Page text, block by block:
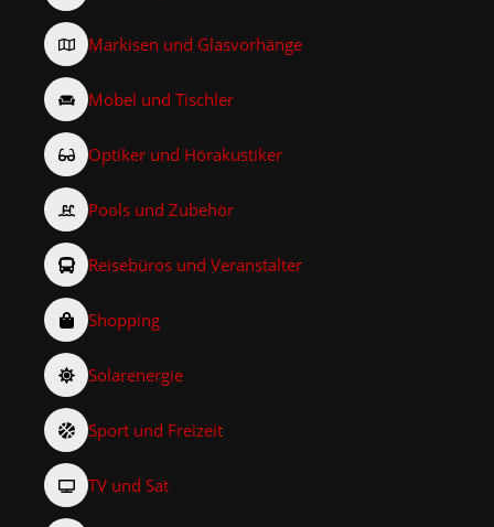
Markisen und Glasvorhänge
Möbel und Tischler
Optiker und Hörakustiker
Pools und Zubehör
Reisebüros und Veranstalter
Shopping
Solarenergie
Sport und Freizeit
TV und Sat